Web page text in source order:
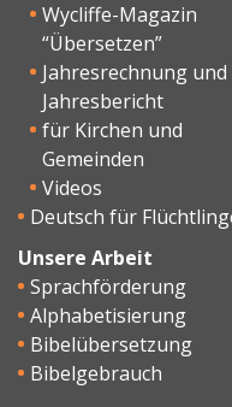
Wycliffe-Magazin
“Übersetzen”
Jahresrechnung und
Jahresbericht
für Kirchen und
Gemeinden
Videos
Deutsch für
Unsere Arbeit
Sprachförderung
Alphabetisierung
Bibelübersetzung
Bibelgebrauch